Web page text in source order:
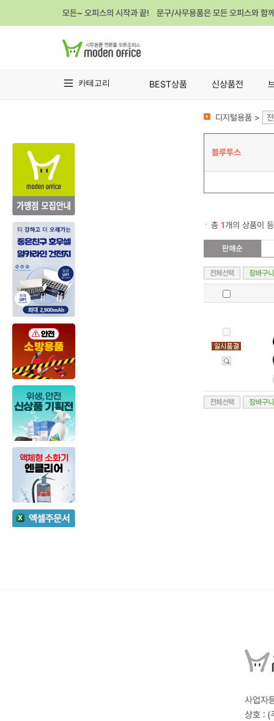
모든~ 오피스의 시작과 끝! 문구/사무용품은 모든 오피스와 함
카테고리 BEST상품 신상품전
디지털용품 >
블루투스
총 1개의 상품이